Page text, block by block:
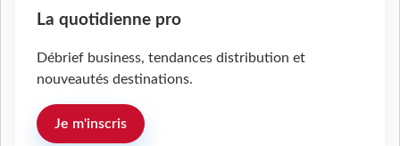
La quotidienne pro
Débrief business, tendances distribution et
nouveautés destinations.
Je m'inscris